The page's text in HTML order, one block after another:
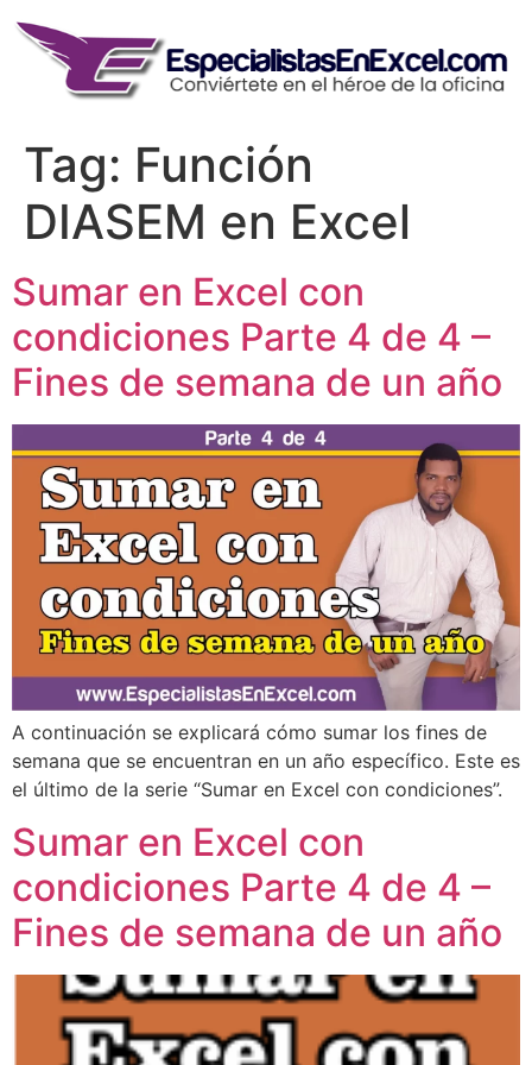
content
Tag: Función
DIASEM en Excel
Sumar en Excel con
condiciones Parte 4 de 4 –
Fines de semana de un año
A continuación se explicará cómo sumar los fines de
semana que se encuentran en un año específico. Este es
el último de la serie “Sumar en Excel con condiciones”.
Sumar en Excel con
condiciones Parte 4 de 4 –
Fines de semana de un año